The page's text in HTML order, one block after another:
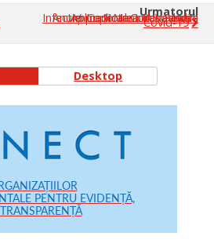
Urmatorul
Anunt Important In Vederea Aplicarii Masurilor Pentru Impiedicarea Raspandirii Infectiei Cu Noul Coronavirus -
Covid-19
Desktop
PENTRU EVIDENȚĂ,